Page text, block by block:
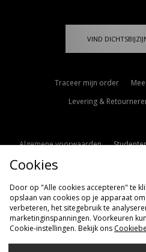
VIND
Traceer mijn order
Levering &
Algemene voorwaarden
Cookie Instellingen
Verzenden
Cookies
Door op "Alle cookies accepteren" te
opslaan van cookies op je apparaat
verbeteren, het sitegebruik te
marketinginspanningen. Voorkeuren
Cookie-instellingen. Bekijk ons